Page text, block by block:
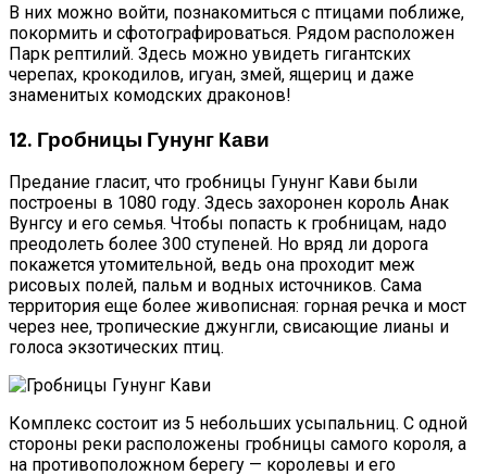
В них можно войти, познакомиться с птицами поближе,
покормить и сфотографироваться. Рядом расположен
Парк рептилий. Здесь можно увидеть гигантских
черепах, крокодилов, игуан, змей, ящериц и даже
знаменитых комодских драконов!
12. Гробницы Гунунг Кави
Предание гласит, что гробницы Гунунг Кави были
построены в 1080 году. Здесь захоронен король Анак
Вунгсу и его семья. Чтобы попасть к гробницам, надо
преодолеть более 300 ступеней. Но вряд ли дорога
покажется утомительной, ведь она проходит меж
рисовых полей, пальм и водных источников. Сама
территория еще более живописная: горная речка и мост
через нее, тропические джунгли, свисающие лианы и
голоса экзотических птиц.
Комплекс состоит из 5 небольших усыпальниц. С одной
стороны реки расположены гробницы самого короля, а
на противоположном берегу — королевы и его